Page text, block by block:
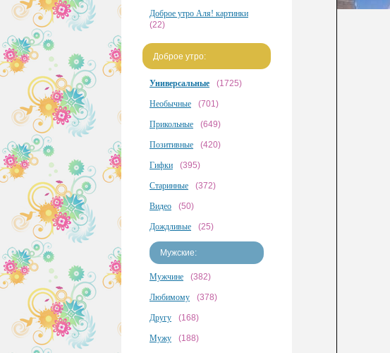
Доброе утро Аля! картинки
(22)
Доброе утро:
Универсальные (1725)
Необычные (701)
Прикольные (649)
Позитивные (420)
Гифки (395)
Старинные (372)
Видео (50)
Дождливые (25)
Мужские:
Мужчине (382)
Любимому (378)
Другу (168)
Мужу (188)